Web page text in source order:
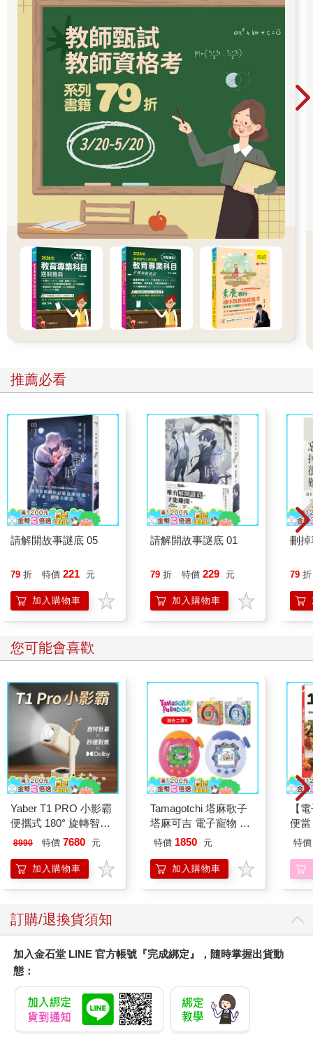
推薦必看
請解開故事謎底 05
79 折 特價 221 元
加入購物車
請解開故事謎底 01
79 折 特價 229 元
加入購物車
刪
79 折
您可能會喜歡
Yaber T1 PRO 小影霸
便攜式 180° 旋轉智能
投影機
8990 特價 7680 元
加入購物車
Tamagotchi 塔麻歌子
塔麻可吉 電子寵物 樂
園系列（熱帶橙果／極
特價 1850 元
加入購物車
【
便當
特價
訂購/退換貨須知
加入金石堂 LINE 官方帳號『完成綁定』，隨時掌握出貨動
態：